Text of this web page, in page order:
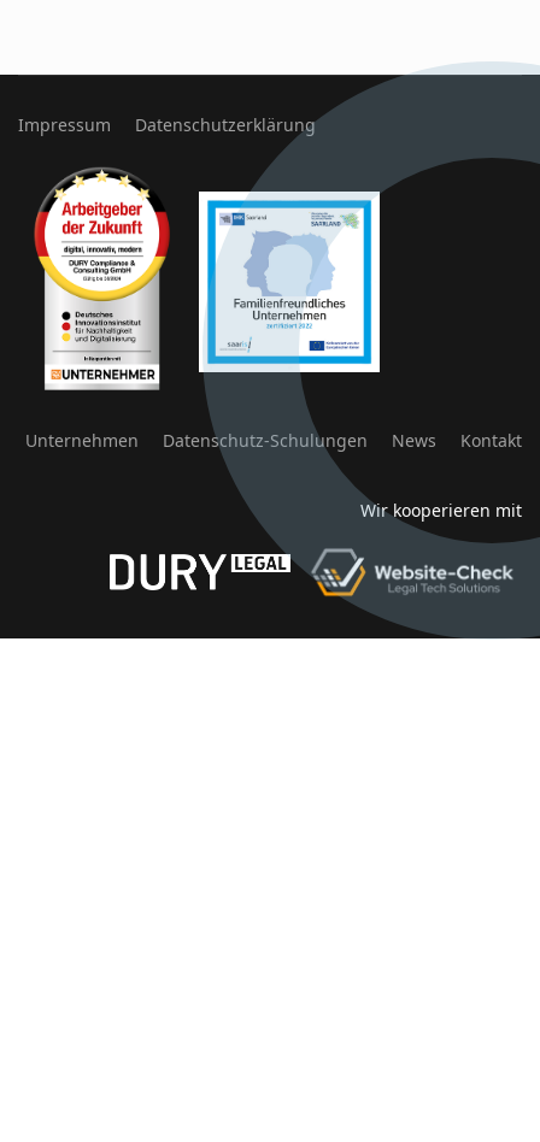
Impressum Datenschutzerklärung
Unternehmen Datenschutz-Schulungen News Kontakt
Wir kooperieren mit